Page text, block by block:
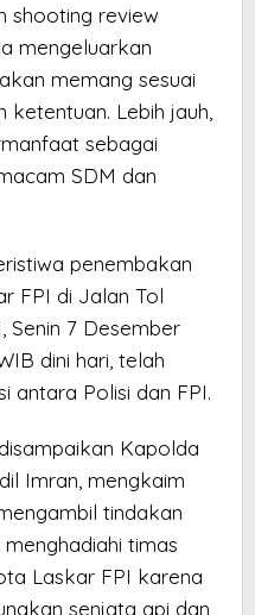
shooting review
mengeluarkan
memang sesuai
Lebih jauh,
sebagai
SDM dan
penembakan
FPI di Jalan Tol
7 Desember
dini hari, telah
antara Polisi dan FPI.
Kapolda
Imran, mengkaim
tindakan
timas
Laskar FPI karena
senjata api dan